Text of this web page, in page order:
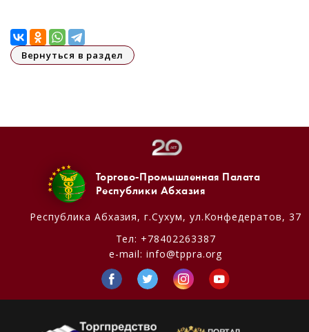
Вернуться в раздел
Торгово-Промышленная Палата
Республики Абхазия
Республика Абхазия, г.Сухум, ул.Конфедератов, 37
Тел: +78402263387
e-mail:info@tppra.org